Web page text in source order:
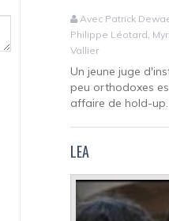
Avec Patrick
Philippe Léotard,
Vallier
Un jeune juge
peu orthodoxes
affaire de hold-up.
LEA